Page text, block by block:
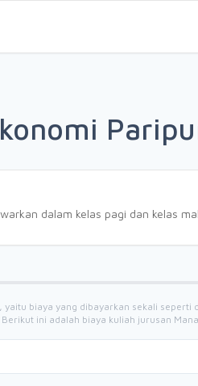
dalam kelas pagi dan kelas
biaya yang dibayarkan sekali seperti
ini adalah biaya kuliah jurusan